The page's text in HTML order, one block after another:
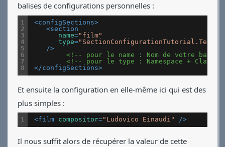
balises de configurations personnelles :
1
2
3
4
5
6
7
8
<configSections>
<section
name="film"
type=
/>
<!-- pour le name : Nom de votre
<!-- pour le type : Namespace + Class
</configSections>
Et ensuite la configuration en elle-même ici qui est des
plus simples :
1 <film compositor="Ludovico Einaudi" />
Il nous suffit alors de récupérer la valeur de cette